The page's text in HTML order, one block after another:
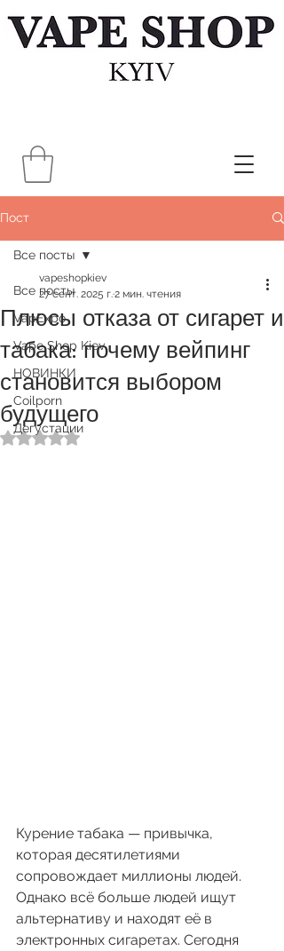
Пост
Все посты
VapExpo
Vape Shop Kiev
НОВИНКИ
Coilporn
Дегустации
Все посты
Плюсы отказа от сигарет и
табака: почему вейпинг
становится выбором
будущего
vapeshopkiev
27 сент. 2025 г. 2 мин. чтения
Оценка: не число из 5 звезд.
Курение табака — привычка,
которая десятилетиями
сопровождает миллионы людей.
Однако всё больше людей ищут
альтернативу и находят её в
электронных сигаретах. Сегодня